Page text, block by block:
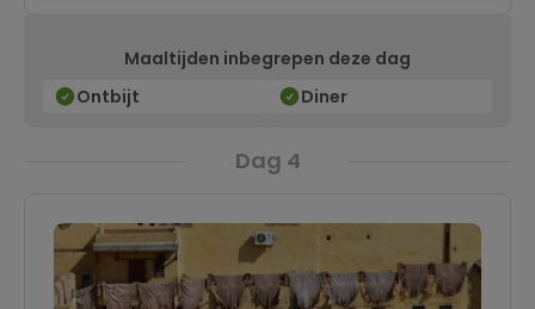
Maaltijden inbegrepen deze dag
Ontbijt
Diner
Dag 4